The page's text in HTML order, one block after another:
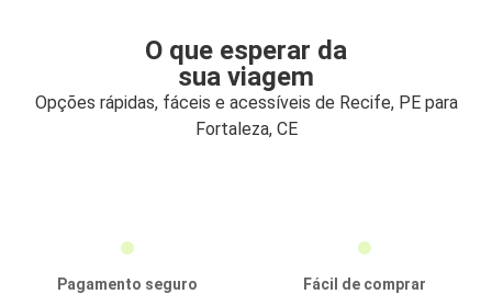
O que esperar da
sua viagem
Opções rápidas, fáceis e acessíveis de Recife, PE para
Fortaleza, CE
Pagamento seguro
Fácil de comprar